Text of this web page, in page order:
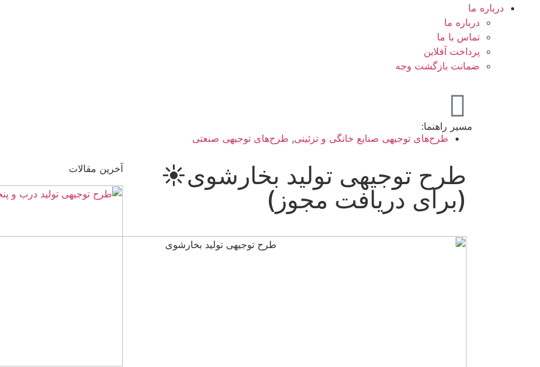
درباره ما
درباره ما
تماس با ما
پرداخت آفلاین
ضمانت بازگشت وجه
مسیر راهنما:
طرح‌های توجیهی صنایع خانگی و تزئینی, طرح‌های توجیهی صنعتی
طرح توجیهی تولید بخارشوی☀️
(برای دریافت مجوز)
آخرین مقالات